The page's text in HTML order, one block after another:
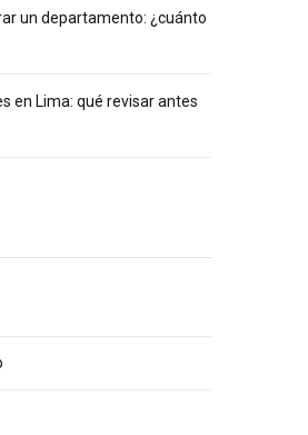
un departamento: ¿cuánto
en Lima: qué revisar antes